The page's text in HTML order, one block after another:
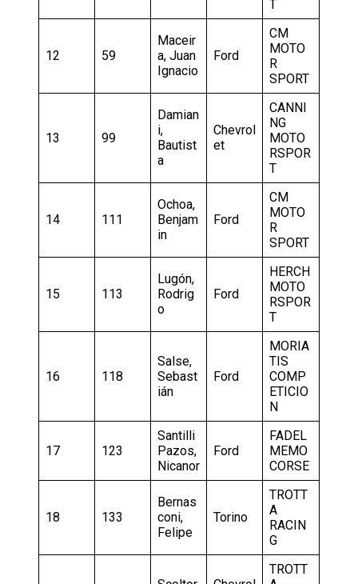
T
12 59
Maceir
a, Juan
Ignacio
Ford
CM
MOTO
R
SPORT
13 99
Damian
i,
Bautist
a
Chevrol
et
CANNI
NG
MOTO
RSPOR
T
14 111
Ochoa,
Benjam
in
Ford
CM
MOTO
R
SPORT
15 113
Lugón,
Rodrig
o
Ford
HERCH
MOTO
RSPOR
T
16 118
Salse,
Sebast
ián
Ford
MORIA
TIS
COMP
ETICIO
N
17 123
Santilli
Pazos,
Nicanor
Ford
FADEL
MEMO
CORSE
18 133
Bernas
coni,
Felipe
Torino
TROTT
A
RACIN
G
TROTT